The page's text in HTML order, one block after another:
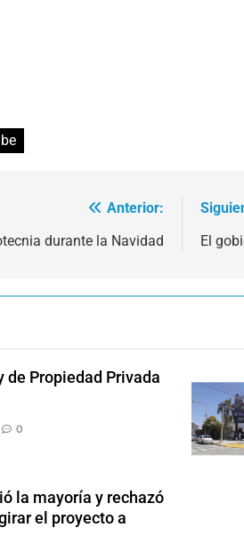
Anterior:
durante la Navidad
El
Propiedad Privada
0
la mayoría y rechazó
el proyecto a